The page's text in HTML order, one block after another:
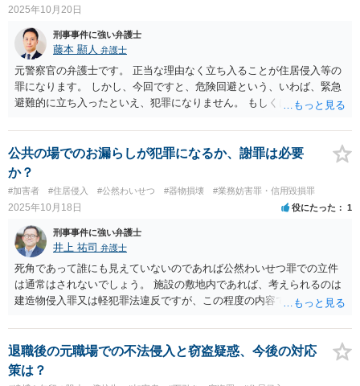
2025年10月20日
刑事事件に強い弁護士
藤本 顯人 弁護士
元警察官の弁護士です。 正当な理由なく立ち入ることが住居侵入等の
罪になります。 しかし、今回ですと、危険回避という、いわば、緊急
避難的に立ち入ったといえ、犯罪になりません。 もしくは、地面の境
になりますので、やはり故意がないため犯罪になりません。 また、そ
もそも、この状況であれば防犯カメラなどの証拠が出たところで、犯
罪としてわざわざ取り立てるような状況にありませんので、ご安心く
ださい。
公共の場でのお漏らしが犯罪になるか、謝罪は必要
か？
#加害者 #住居侵入 #公然わいせつ #器物損壊 #業務妨害罪・信用毀損罪
2025年10月18日 役にたった 1
刑事事件に強い弁護士
井上 祐司 弁護士
死角であって誰にも見えていないのであれば公然わいせつ罪での立件
は通常はされないでしょう。 施設の敷地内であれば、考えられるのは
建造物侵入罪又は軽犯罪法違反ですが、この程度の内容で、現行犯逮
きかどうかは法律的な問題ではないので回答になじみませんが、どう
しても気になるのであれば謝罪を検討してもよいと思います。
退職後の元職場での不法侵入と窃盗疑惑、今後の対応
策は？